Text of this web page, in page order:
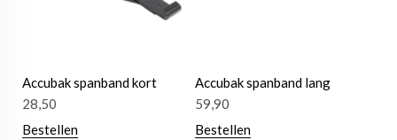
Accubak spanband kort
28,50
Bestellen
Accubak spanband lang
59,90
Bestellen